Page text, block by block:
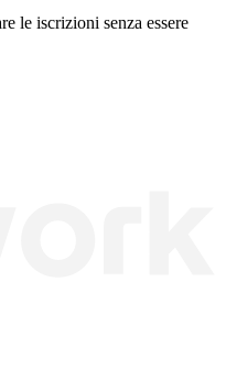
le iscrizioni senza essere